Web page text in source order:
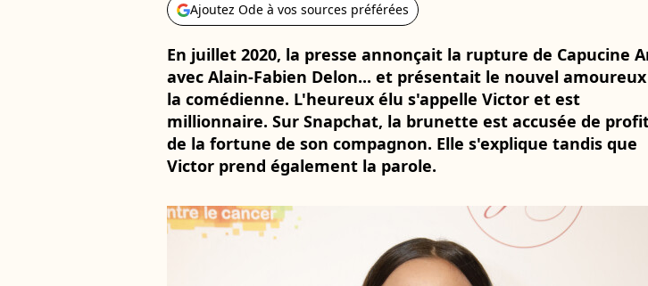
Ajoutez Ode à vos sources préférées
En juillet 2020, la presse annonçait la rupture de Capucine
avec Alain-Fabien Delon... et présentait le nouvel
la comédienne. L'heureux élu s'appelle Victor et est
millionnaire. Sur Snapchat, la brunette est accusée de
de la fortune de son compagnon. Elle s'explique tandis que
Victor prend également la parole.